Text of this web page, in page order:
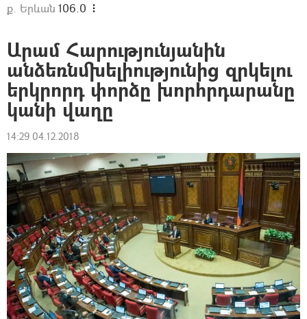
ք. Երևան 106.0
Արամ Հարությունյանին
անձեռնմխելիությունից զրկելու
երկրորդ փորձը խորհրդարանը
կանի վաղը
14:29 04.12.2018